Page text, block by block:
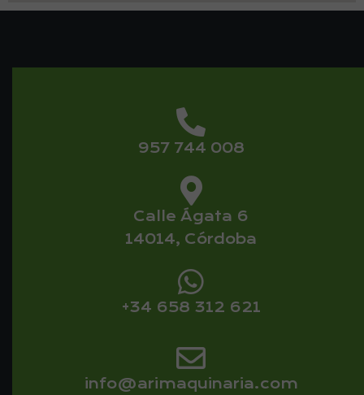
957 744 008
Calle Ágata 6
14014, Córdoba
+34 658 312 621
info@arimaquinaria.com